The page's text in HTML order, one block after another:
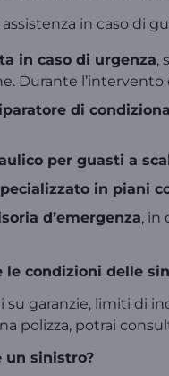
assistenza in caso di
in caso di urgenza,
Durante
di
per guasti a
in piani
d’emergenza, in
le condizioni delle
garanzie, limiti di
polizza, potrai
un sinistro?